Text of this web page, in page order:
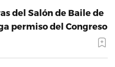
del Salón de Baile de
permiso del Congreso